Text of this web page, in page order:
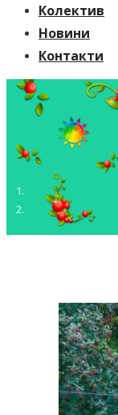
Колектив
Новини
Контакти